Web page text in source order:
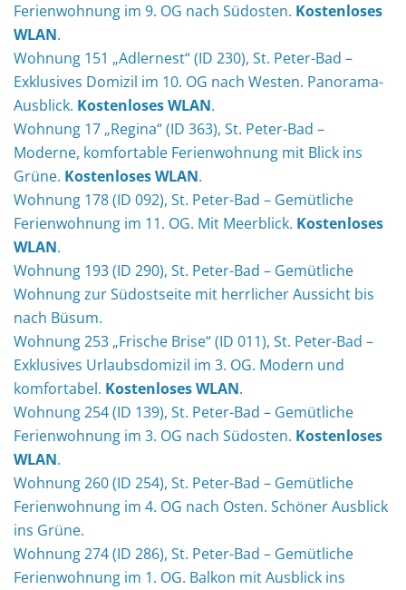
Ferienwohnung im 9. OG nach Südosten. Kostenloses
WLAN.
Wohnung 151 „Adlernest“ (ID 230), St. Peter-Bad –
Exklusives Domizil im 10. OG nach Westen. Panorama-
Ausblick. Kostenloses WLAN.
Wohnung 17 „Regina“ (ID 363), St. Peter-Bad –
Moderne, komfortable Ferienwohnung mit Blick ins
Grüne. Kostenloses WLAN.
Wohnung 178 (ID 092), St. Peter-Bad – Gemütliche
Ferienwohnung im 11. OG. Mit Meerblick. Kostenloses
WLAN.
Wohnung 193 (ID 290), St. Peter-Bad – Gemütliche
Wohnung zur Südostseite mit herrlicher Aussicht bis
nach Büsum.
Wohnung 253 „Frische Brise“ (ID 011), St. Peter-Bad –
Exklusives Urlaubsdomizil im 3. OG. Modern und
komfortabel. Kostenloses WLAN.
Wohnung 254 (ID 139), St. Peter-Bad – Gemütliche
Ferienwohnung im 3. OG nach Südosten. Kostenloses
WLAN.
Wohnung 260 (ID 254), St. Peter-Bad – Gemütliche
Ferienwohnung im 4. OG nach Osten. Schöner Ausblick
ins Grüne.
Wohnung 274 (ID 286), St. Peter-Bad – Gemütliche
Ferienwohnung im 1. OG. Balkon mit Ausblick ins